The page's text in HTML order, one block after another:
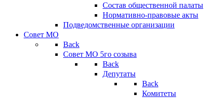
Состав общественной палаты
Нормативно-правовые акты
Подведомственные организации
Совет МО
Back
Совет МО 5го созыва
Back
Депутаты
Back
Комитеты